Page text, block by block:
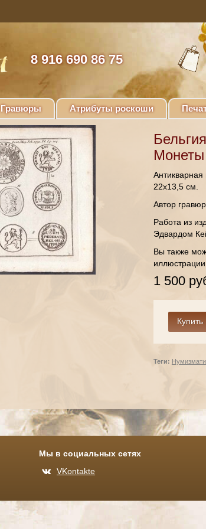
8 916 690 86 75
Гравюры Атрибуты роскоши
Монеты
22х13,5 см.
Автор
Работа из
Эдвардом
Вы также
1 500
Теги:
Мы в социальных сетях
VKontakte